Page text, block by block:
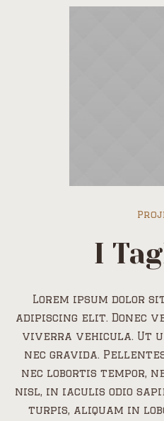
I
Lorem ipsum dolor
adipiscing elit. Donec
viverra vehicula. Ut
nec gravida.
nec lobortis tempor,
nisl, in iaculis odio
turpis, aliquam in